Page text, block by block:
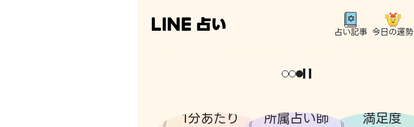
占い記事 今日の運勢
1分あたり 所属占い師 満足度